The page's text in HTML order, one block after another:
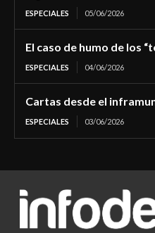
ESPECIALES 05/06/2026
El caso de humo de los
ESPECIALES 04/06/2026
Cartas desde el
ESPECIALES 03/06/2026